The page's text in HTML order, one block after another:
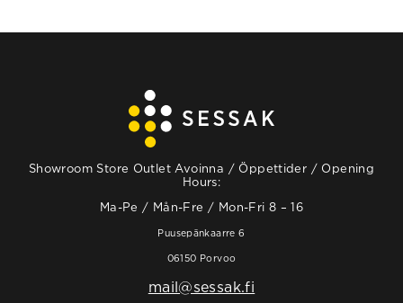
Showroom Store Outlet Avoinna / Öppettider / Opening
Hours:
Ma-Pe / Mån-Fre / Mon-Fri 8 – 16
Puusepänkaarre 6
06150 Porvoo
mail@sessak.fi